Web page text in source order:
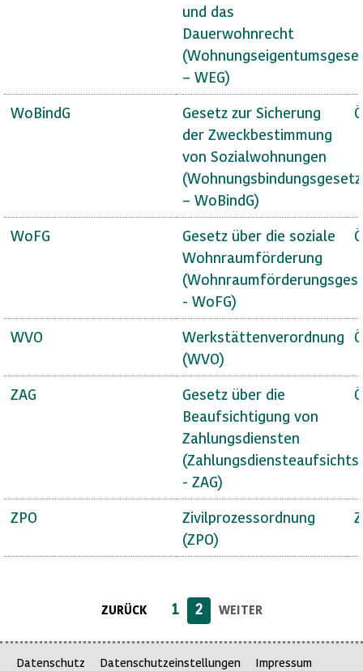
und das
Dauerwohnrecht
– WEG)
WoBindG
Gesetz zur Sicherung
der Zweckbestimmung
von Sozialwohnungen
(Wohnungsbindungsgesetz
– WoBindG)
WoFG
Gesetz über die soziale
Wohnraumförderung
- WoFG)
WVO
Werkstättenverordnung
(WVO)
ZAG
Gesetz über die
Beaufsichtigung von
Zahlungsdiensten
- ZAG)
ZPO
Zivilprozessordnung
(ZPO)
ZURÜCK 1 2 WEITER
Datenschutz Datenschutzeinstellungen Impressum